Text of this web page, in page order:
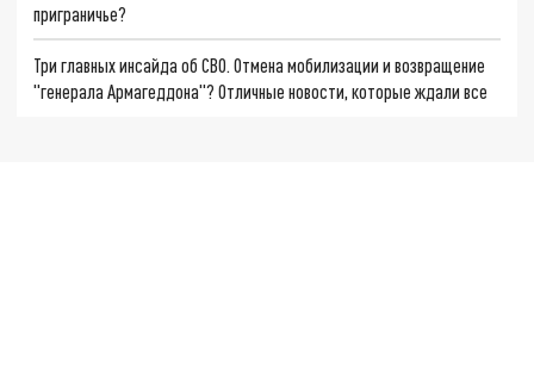
приграничье?
Три главных инсайда об СВО. Отмена мобилизации и возвращение
"генерала Армагеддона"? Отличные новости, которые ждали все